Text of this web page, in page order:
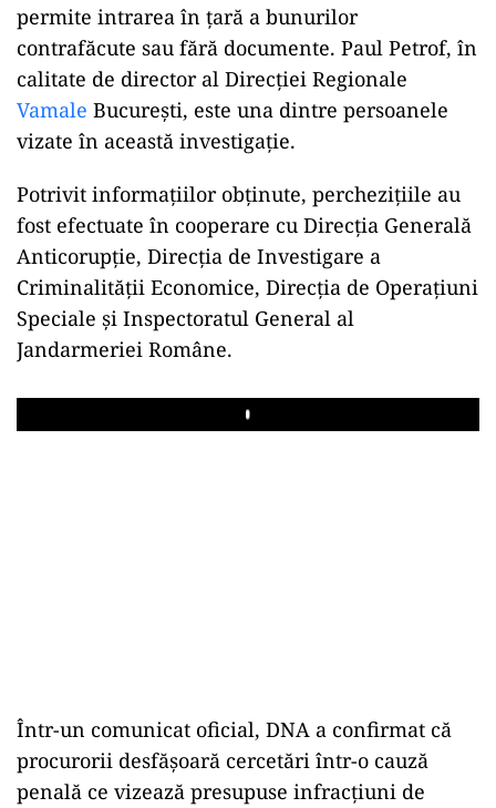
permite intrarea în țară a bunurilor
contrafăcute sau fără documente. Paul Petrof, în
calitate de director al Direcției Regionale
Vamale București, este una dintre persoanele
vizate în această investigație.
Potrivit informațiilor obținute, perchezițiile au
fost efectuate în cooperare cu Direcția Generală
Anticorupție, Direcția de Investigare a
Criminalității Economice, Direcția de Operațiuni
Speciale și Inspectoratul General al
Jandarmeriei Române.
Play
Într-un comunicat oficial, DNA a confirmat că
procurorii desfășoară cercetări într-o cauză
penală ce vizează presupuse infracțiuni de